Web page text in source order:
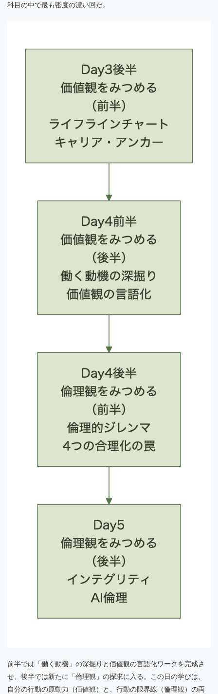
科目の中で最も密度の濃い回だ。
前半では「働く動機」の深掘りと価値観の言語化ワークを完成さ
せ、後半では新たに「倫理観」の探求に入る。この日の学びは、
自分の行動の原動力（価値観）と、行動の限界線（倫理観）の両